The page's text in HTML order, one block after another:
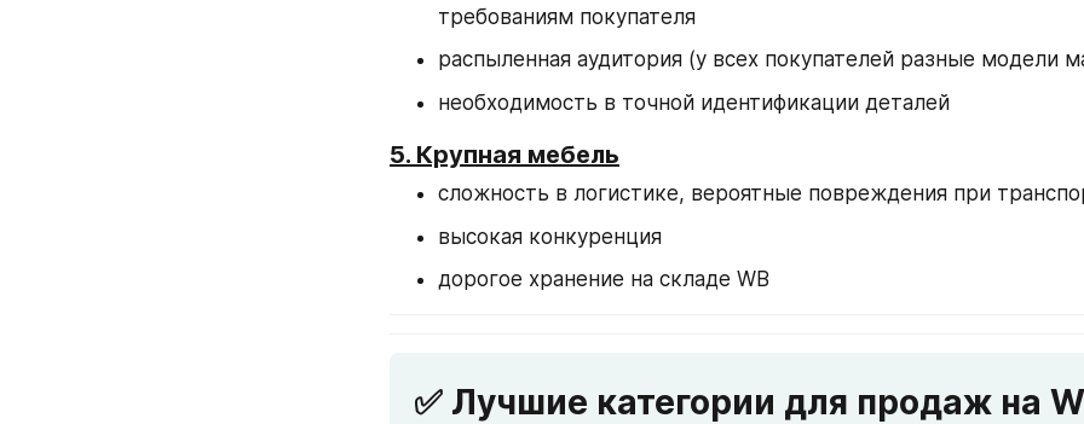
требованиям покупателя
распыленная аудитория (у всех покупателей разные модели
необходимость в точной идентификации деталей
5. Крупная мебель
сложность в логистике, вероятные повреждения при
высокая конкуренция
дорогое хранение на складе WB
✅ Лучшие категории для продаж на